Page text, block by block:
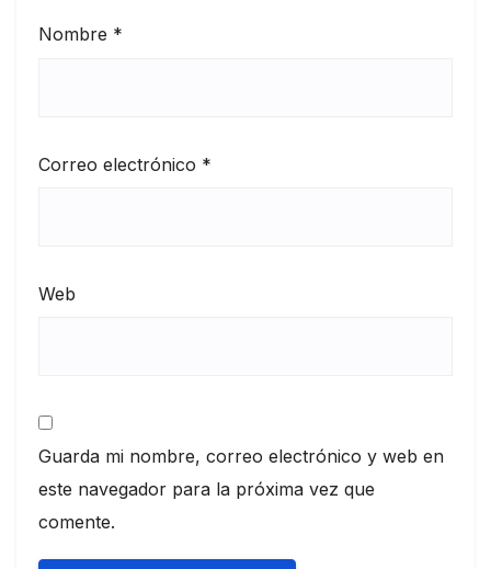
Nombre *
Correo electrónico *
Web
Guarda mi nombre, correo electrónico y web en
este navegador para la próxima vez que
comente.